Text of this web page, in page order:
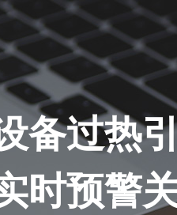
备过热
时预警